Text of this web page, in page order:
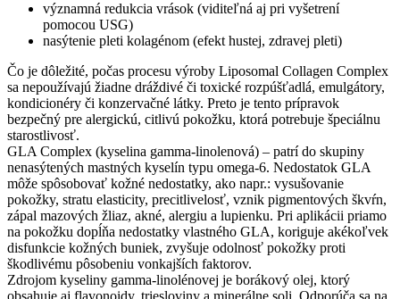
významná redukcia vrások (viditeľná aj pri vyšetrení
pomocou USG)
nasýtenie pleti kolagénom (efekt hustej, zdravej pleti)
Čo je dôležité, počas procesu výroby Liposomal Collagen Complex
sa nepoužívajú žiadne dráždivé či toxické rozpúšťadlá, emulgátory,
kondicionéry či konzervačné látky. Preto je tento prípravok
bezpečný pre alergickú, citlivú pokožku, ktorá potrebuje špeciálnu
starostlivosť.
GLA Complex (kyselina gamma-linolenová) – patrí do skupiny
nenasýtených mastných kyselín typu omega-6. Nedostatok GLA
môže spôsobovať kožné nedostatky, ako napr.: vysušovanie
pokožky, stratu elasticity, precitlivelosť, vznik pigmentových škvŕn,
zápal mazových žliaz, akné, alergiu a lupienku. Pri aplikácii priamo
na pokožku dopĺňa nedostatky vlastného GLA, koriguje akékoľvek
disfunkcie kožných buniek, zvyšuje odolnosť pokožky proti
škodlivému pôsobeniu vonkajších faktorov.
Zdrojom kyseliny gamma-linolénovej je borákový olej, ktorý